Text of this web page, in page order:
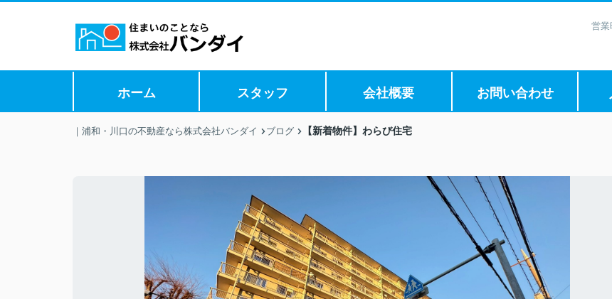
営業
ホーム スタッフ 会社概要 お問い合わせ
｜浦和・川口の不動産なら株式会社バンダイ ブログ 【新着物件】わらび住宅